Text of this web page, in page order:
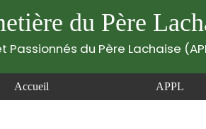
du Père
Passionnés du Père Lachaise
Accueil APPL